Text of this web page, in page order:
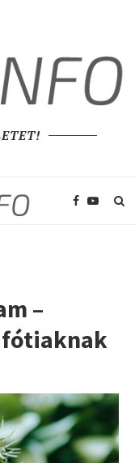
–
fótiaknak